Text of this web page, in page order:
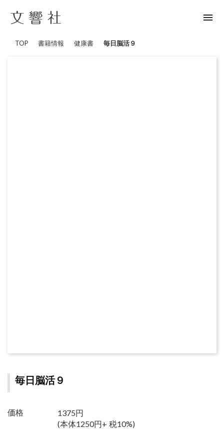
menu
TOP 書籍情報 健康書 毎日脳活９
毎日脳活９
価格
1375円
(本体1250円+ 税10%)